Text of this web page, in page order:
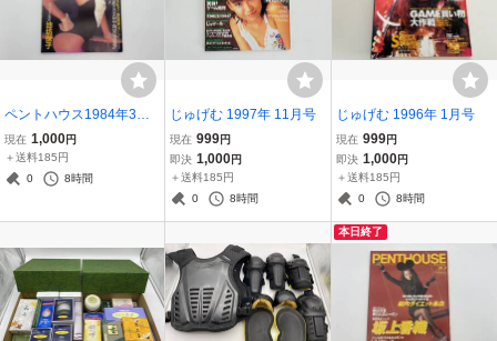
ペントハウス1984年3月
号 池坊保子/ミック・ジ
ャガー/高橋幸宏/瀬川亜紗
美
現在 1,000円
＋送料185円
0
8時間
じゅげむ 1997年 11月号
現在 999円
即決 1,000円
＋送料185円
0
8時間
じゅげむ 1996年 1月号
現在 999円
即決 1,000円
＋送料185円
0
8時間
本日終了